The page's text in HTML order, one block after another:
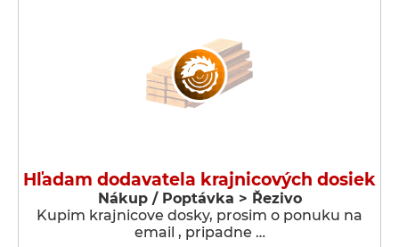
Hľadam dodavatela krajnicových dosiek
Nákup / Poptávka > Řezivo
Kupim krajnicove dosky, prosim o ponuku na
email , pripadne …